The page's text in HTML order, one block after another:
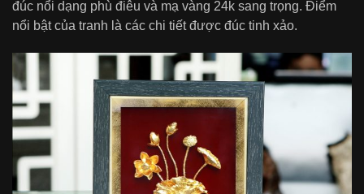
đúc nổi dạng phù điêu và mạ vàng 24k sang trọng. Điểm
nổi bật của tranh là các chi tiết được đúc tinh xảo.